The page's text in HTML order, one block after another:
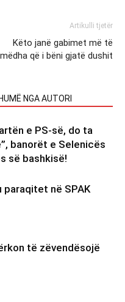
Artikulli tjetër
Këto janë gabimet më të
mëdha që i bëni gjatë dushit
NGA AUTORI
e PS-së, do ta
banorët e Selenicës
së bashkisë!
paraqitet në SPAK
të zëvendësojë